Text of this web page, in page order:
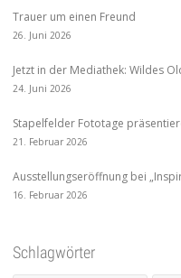
Trauer um einen Freund
26. Juni 2026
Jetzt in der Mediathek: Wildes
24. Juni 2026
Stapelfelder Fototage
21. Februar 2026
Ausstellungseröffnung bei
16. Februar 2026
Schlagwörter